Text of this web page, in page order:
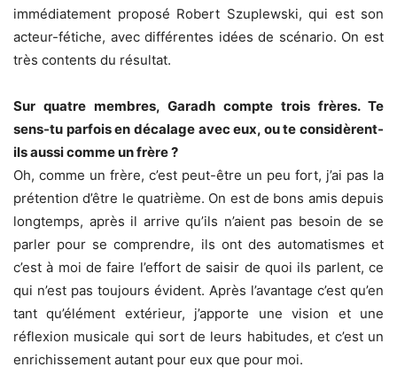
immédiatement proposé Robert Szuplewski, qui est son
acteur-fétiche, avec différentes idées de scénario. On est
très contents du résultat.
Sur quatre membres, Garadh compte trois frères. Te
sens-tu parfois en décalage avec eux, ou te considèrent-
ils aussi comme un frère ?
Oh, comme un frère, c’est peut-être un peu fort, j’ai pas la
prétention d’être le quatrième. On est de bons amis depuis
longtemps, après il arrive qu’ils n’aient pas besoin de se
parler pour se comprendre, ils ont des automatismes et
c’est à moi de faire l’effort de saisir de quoi ils parlent, ce
qui n’est pas toujours évident. Après l’avantage c’est qu’en
tant qu’élément extérieur, j’apporte une vision et une
réflexion musicale qui sort de leurs habitudes, et c’est un
enrichissement autant pour eux que pour moi.